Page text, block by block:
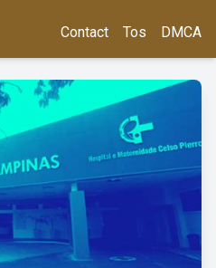
Contact Tos DMCA